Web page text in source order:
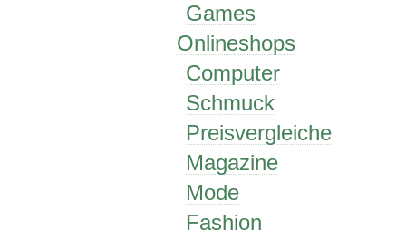
Games
Onlineshops
Computer
Schmuck
Preisvergleiche
Magazine
Mode
Fashion